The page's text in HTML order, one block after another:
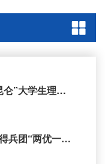
喜报 | 我校“理响昆仑”大学生理论宣讲团入选国家级宣讲团
喜报 | 祝贺他们获得兵团“两优一先”表彰